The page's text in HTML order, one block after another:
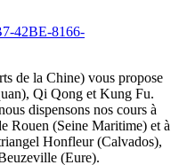
42BE-8166-
de la Chine) vous propose
Qi Qong et Kung Fu.
dispensons nos cours à
Rouen (Seine Maritime) et à
Honfleur (Calvados),
(Eure).